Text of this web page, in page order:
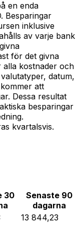
en enda
Besparingar
inklusive
av varje bank
för det givna
alla kostnader och
datum,
att
Dessa resultat
besparingar
kvartalsvis.
30
Senaste 90
dagarna
13 844,23